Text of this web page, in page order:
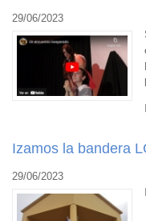
29/06/2023
Izamos la bandera
29/06/2023